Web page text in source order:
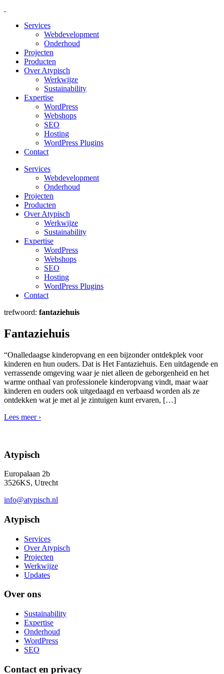
Services
Webdevelopment
Onderhoud
Projecten
Producten
Over Atypisch
Werkwijze
Sustainability
Expertise
WordPress
Webshops
SEO
Hosting
WordPress Plugins
Contact
Services
Webdevelopment
Onderhoud
Projecten
Producten
Over Atypisch
Werkwijze
Sustainability
Expertise
WordPress
Webshops
SEO
Hosting
WordPress Plugins
Contact
trefwoord: fantaziehuis
Fantaziehuis
“Onalledaagse kinderopvang en een bijzonder ontdekplek voor
kinderen en hun ouders. Dat is Het Fantaziehuis. Een uitdagende en
verrassende omgeving waar je niet alleen de geborgenheid en het
warme onthaal van professionele kinderopvang vindt, maar waar
kinderen en ouders ook uitgedaagd en verbaasd worden als ze
ontdekken wat je met al je zintuigen kunt ervaren, […]
Lees meer ›
Atypisch
Europalaan 2b
3526KS, Utrecht
info@atypisch.nl
Atypisch
Services
Over Atypisch
Projecten
Werkwijze
Updates
Over ons
Sustainability
Expertise
Onderhoud
WordPress
SEO
Contact en privacy